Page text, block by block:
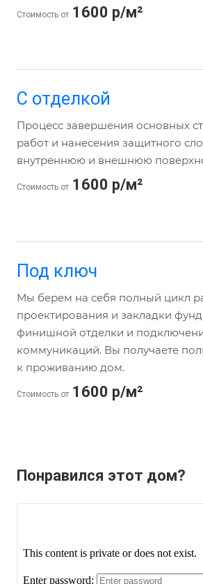
Стоимость от 1600 р/м²
С отделкой
Процесс завершения основных
работ и нанесения защитного
внутреннюю и внешнюю
Стоимость от 1600 р/м²
Под ключ
Мы берем на себя полный цикл
проектирования и закладки
финишной отделки и
коммуникаций. Вы получаете
к проживанию дом.
Стоимость от 1600 р/м²
Понравился этот дом?